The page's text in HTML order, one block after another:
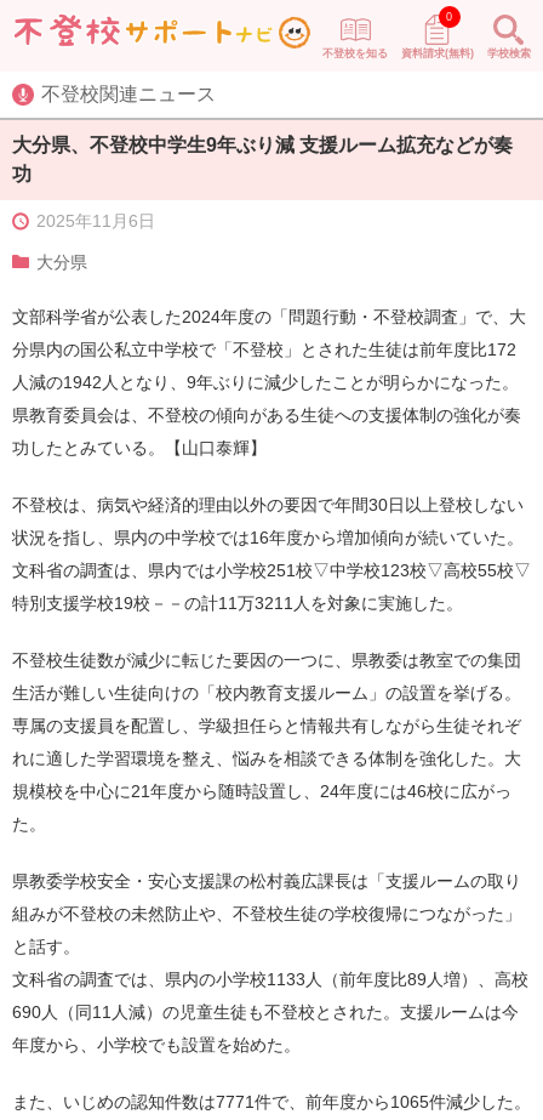
不登校を知る 資料請求(無料)
0
学校検索
不登校関連ニュース
大分県、不登校中学生9年ぶり減 支援ルーム拡充などが奏
功
2025年11月6日
大分県
文部科学省が公表した2024年度の「問題行動・不登校調査」で、大
分県内の国公私立中学校で「不登校」とされた生徒は前年度比172
人減の1942人となり、9年ぶりに減少したことが明らかになった。
県教育委員会は、不登校の傾向がある生徒への支援体制の強化が奏
功したとみている。【山口泰輝】
不登校は、病気や経済的理由以外の要因で年間30日以上登校しない
状況を指し、県内の中学校では16年度から増加傾向が続いていた。
文科省の調査は、県内では小学校251校▽中学校123校▽高校55校▽
特別支援学校19校－－の計11万3211人を対象に実施した。
不登校生徒数が減少に転じた要因の一つに、県教委は教室での集団
生活が難しい生徒向けの「校内教育支援ルーム」の設置を挙げる。
専属の支援員を配置し、学級担任らと情報共有しながら生徒それぞ
れに適した学習環境を整え、悩みを相談できる体制を強化した。大
規模校を中心に21年度から随時設置し、24年度には46校に広がっ
た。
県教委学校安全・安心支援課の松村義広課長は「支援ルームの取り
組みが不登校の未然防止や、不登校生徒の学校復帰につながった」
と話す。
文科省の調査では、県内の小学校1133人（前年度比89人増）、高校
690人（同11人減）の児童生徒も不登校とされた。支援ルームは今
年度から、小学校でも設置を始めた。
また、いじめの認知件数は7771件で、前年度から1065件減少した。